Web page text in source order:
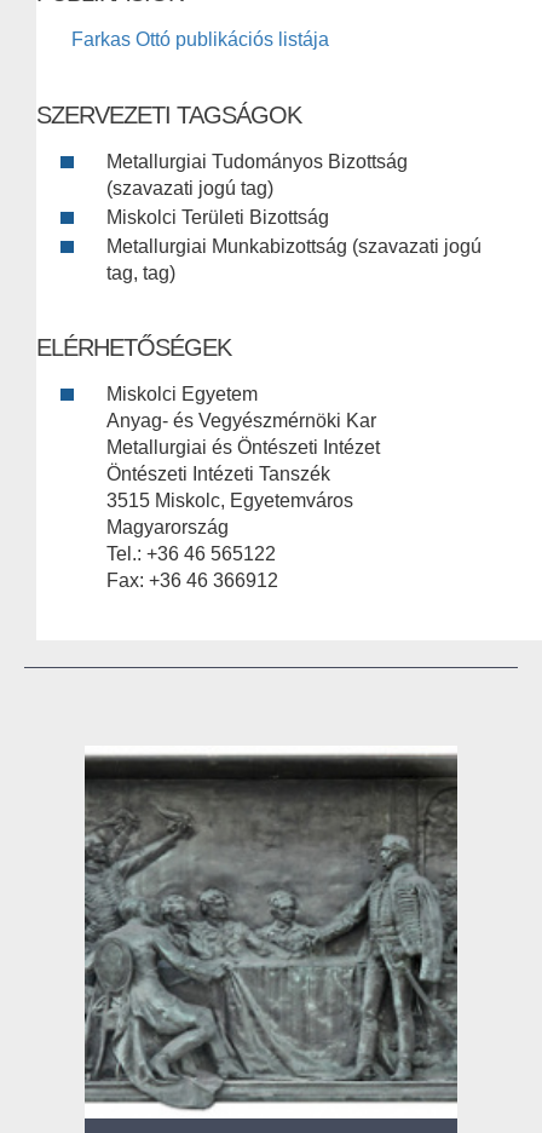
Farkas Ottó publikációs listája
SZERVEZETI TAGSÁGOK
Metallurgiai Tudományos Bizottság
(szavazati jogú tag)
Miskolci Területi Bizottság
Metallurgiai Munkabizottság (szavazati jogú
tag, tag)
ELÉRHETŐSÉGEK
Miskolci Egyetem
Anyag- és Vegyészmérnöki Kar
Metallurgiai és Öntészeti Intézet
Öntészeti Intézeti Tanszék
3515 Miskolc, Egyetemváros
Magyarország
Tel.: +36 46 565122
Fax: +36 46 366912